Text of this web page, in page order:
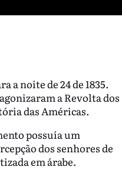
a noite de 24 de 1835.
a Revolta dos
das Américas.
possuía um
dos senhores de
em árabe.